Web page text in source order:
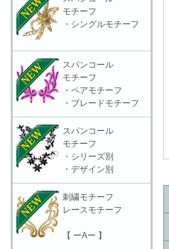
モチーフ
・シングルモチーフ
スパンコール
モチーフ
・ペアモチーフ
・ブレードモチーフ
スパンコール
モチーフ
・シリーズ別
・デザイン別
刺繍モチーフ
レースモチーフ
【 ーAー 】